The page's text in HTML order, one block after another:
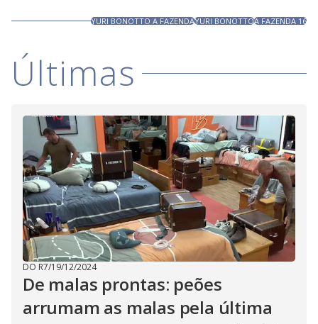
YURI BONOTTO A FAZENDAYURI BONOTTOA FAZENDA 16
Últimas
DO R7/19/12/2024
De malas prontas: peões
arrumam as malas pela última